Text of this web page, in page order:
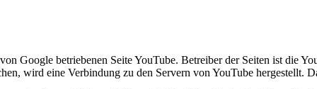
Google betriebenen Seite YouTube. Betreiber der Seiten ist
wird eine Verbindung zu den Servern von YouTube hergestellt.